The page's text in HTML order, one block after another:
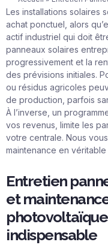
Les installations solaires
achat ponctuel, alors
actif industriel qui doit
panneaux solaires
progressivement et la
des prévisions initiales.
ou résidus agricoles
de production, parfois
À l’inverse, un
vos revenus, limite les
votre centrale. Nous
maintenance en
Entretien
et
indispensable